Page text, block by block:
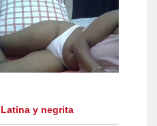
Latina y negrita